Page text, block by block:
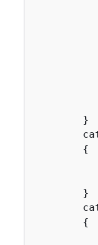
        }
{
        }
{